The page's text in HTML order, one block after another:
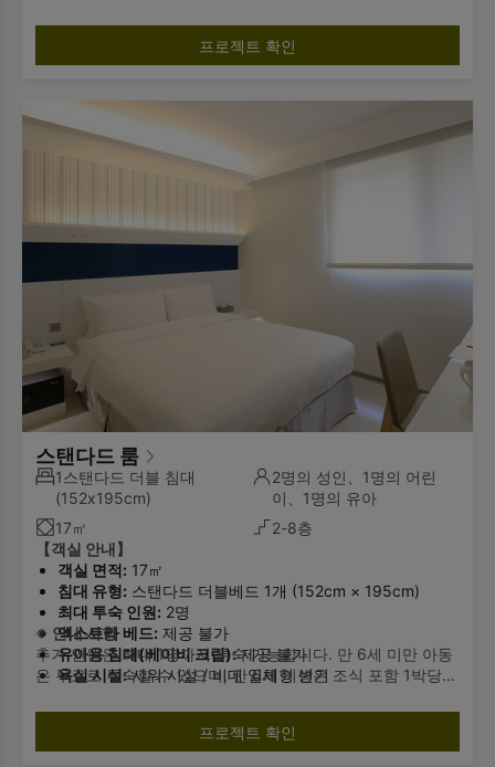
추가 투숙객이 있는 경우 사전에 호텔로 알려주시기 바랍니
프로젝트 확인
스탠다드 룸
1스탠다드 더블 침대
(152x195cm)
2명의 성인、1명의 어린
이、1명의 유아
17㎡
2-8층
【객실 안내】
객실 면적: 17㎡
침대 유형: 스탠다드 더블베드 1개 (152cm × 195cm)
최대 투숙 인원: 2명
엑스트라 베드: 제공 불가
유아용 침대(베이비 크립):제공 불가
욕실 시설:샤워 시설 / 비데 일체형 변기
※ 안내 사항
추가 인원은 최대 1명까지 투숙 가능합니다. 만 6세 미만 아동
은 무료로 투숙할 수 있으며, 만 6세 이상은 조식 포함 1박당
시는 경우 사전에 알려주시기 바랍니다. 객실 정원을 초과하는
경우에는 체크인이 불가하오니 양해 부탁드립니다.
프로젝트 확인